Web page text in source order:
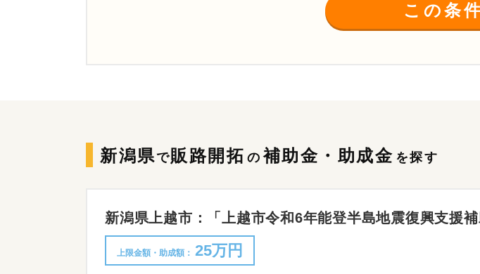
この条
新潟県で販路開拓 の 補助金・助成金 を探す
新潟県上越市：「上越市令和6年能登半島地震復興支援
上限金額・助成額： 25万円